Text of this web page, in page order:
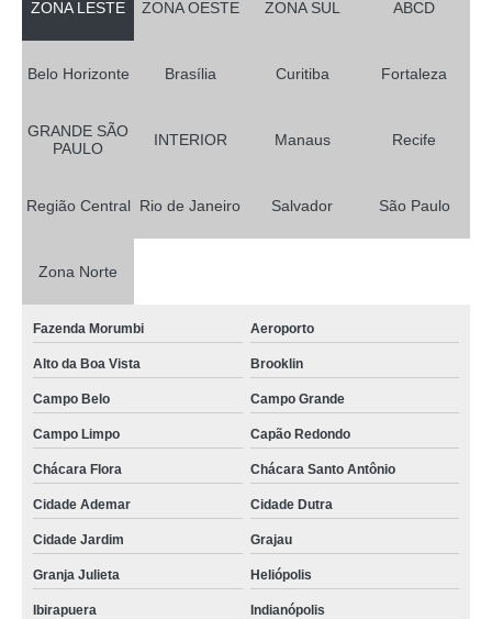
ZONA LESTE ZONA OESTE ZONA SUL ABCD
Belo Horizonte Brasília Curitiba Fortaleza
GRANDE SÃO
PAULO
INTERIOR Manaus Recife
Região Central Rio de Janeiro Salvador São Paulo
Zona Norte
Fazenda Morumbi Aeroporto
Alto da Boa Vista Brooklin
Campo Belo Campo Grande
Campo Limpo Capão Redondo
Chácara Flora Chácara Santo Antônio
Cidade Ademar Cidade Dutra
Cidade Jardim Grajau
Granja Julieta Heliópolis
Ibirapuera Indianópolis